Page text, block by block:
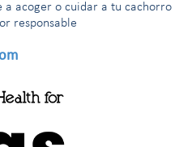
a acoger o cuidar a tu cachorro
responsable